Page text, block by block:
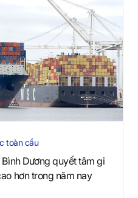
toàn cầu
Dương quyết tâm gi
hơn trong năm nay